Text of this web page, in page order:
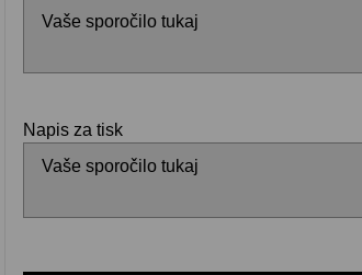
Napis za tisk